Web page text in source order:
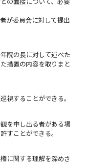
が委員会に対して提出
院の長に対して述べた
措置の内容を取りまと
視することができる。
を申し出る者がある場
すことができる。
に関する理解を深めさ